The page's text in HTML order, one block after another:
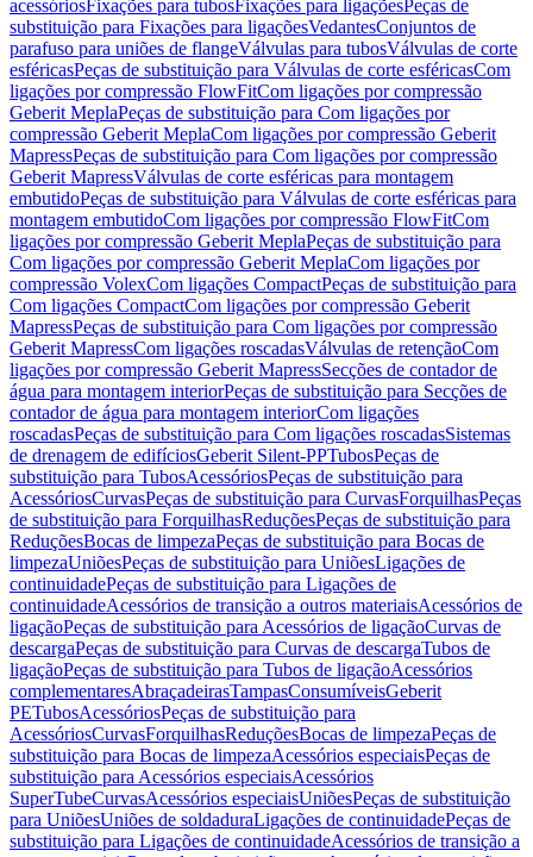
acessóriosFixações para tubosFixações para ligaçõesPeças de
substituição para Fixações para ligaçõesVedantesConjuntos de
parafuso para uniões de flangeVálvulas para tubosVálvulas de corte
esféricasPeças de substituição para Válvulas de corte esféricasCom
ligações por compressão FlowFitCom ligações por compressão
Geberit MeplaPeças de substituição para Com ligações por
compressão Geberit MeplaCom ligações por compressão Geberit
MapressPeças de substituição para Com ligações por compressão
Geberit MapressVálvulas de corte esféricas para montagem
embutidoPeças de substituição para Válvulas de corte esféricas para
montagem embutidoCom ligações por compressão FlowFitCom
ligações por compressão Geberit MeplaPeças de substituição para
Com ligações por compressão Geberit MeplaCom ligações por
compressão VolexCom ligações CompactPeças de substituição para
Com ligações CompactCom ligações por compressão Geberit
MapressPeças de substituição para Com ligações por compressão
Geberit MapressCom ligações roscadasVálvulas de retençãoCom
ligações por compressão Geberit MapressSecções de contador de
água para montagem interiorPeças de substituição para Secções de
contador de água para montagem interiorCom ligações
roscadasPeças de substituição para Com ligações roscadasSistemas
de drenagem de edifíciosGeberit Silent-PPTubosPeças de
substituição para TubosAcessóriosPeças de substituição para
AcessóriosCurvasPeças de substituição para CurvasForquilhasPeças
de substituição para ForquilhasReduçõesPeças de substituição para
ReduçõesBocas de limpezaPeças de substituição para Bocas de
limpezaUniõesPeças de substituição para UniõesLigações de
continuidadePeças de substituição para Ligações de
continuidadeAcessórios de transição a outros materiaisAcessórios de
ligaçãoPeças de substituição para Acessórios de ligaçãoCurvas de
descargaPeças de substituição para Curvas de descargaTubos de
ligaçãoPeças de substituição para Tubos de ligaçãoAcessórios
complementaresAbraçadeirasTampasConsumíveisGeberit
PETubosAcessóriosPeças de substituição para
AcessóriosCurvasForquilhasReduçõesBocas de limpezaPeças de
substituição para Bocas de limpezaAcessórios especiaisPeças de
substituição para Acessórios especiaisAcessórios
SuperTubeCurvasAcessórios especiaisUniõesPeças de substituição
para UniõesUniões de soldaduraLigações de continuidadePeças de
substituição para Ligações de continuidadeAcessórios de transição a